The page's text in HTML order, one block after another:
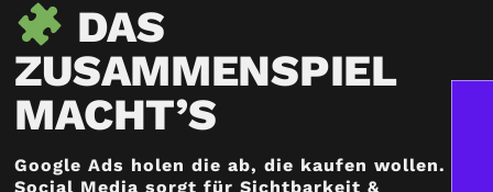
DAS
ZUSAMMENSPIEL
MACHT’S
Google Ads holen die ab, die kaufen wollen.
Social Media sorgt für Sichtbarkeit &